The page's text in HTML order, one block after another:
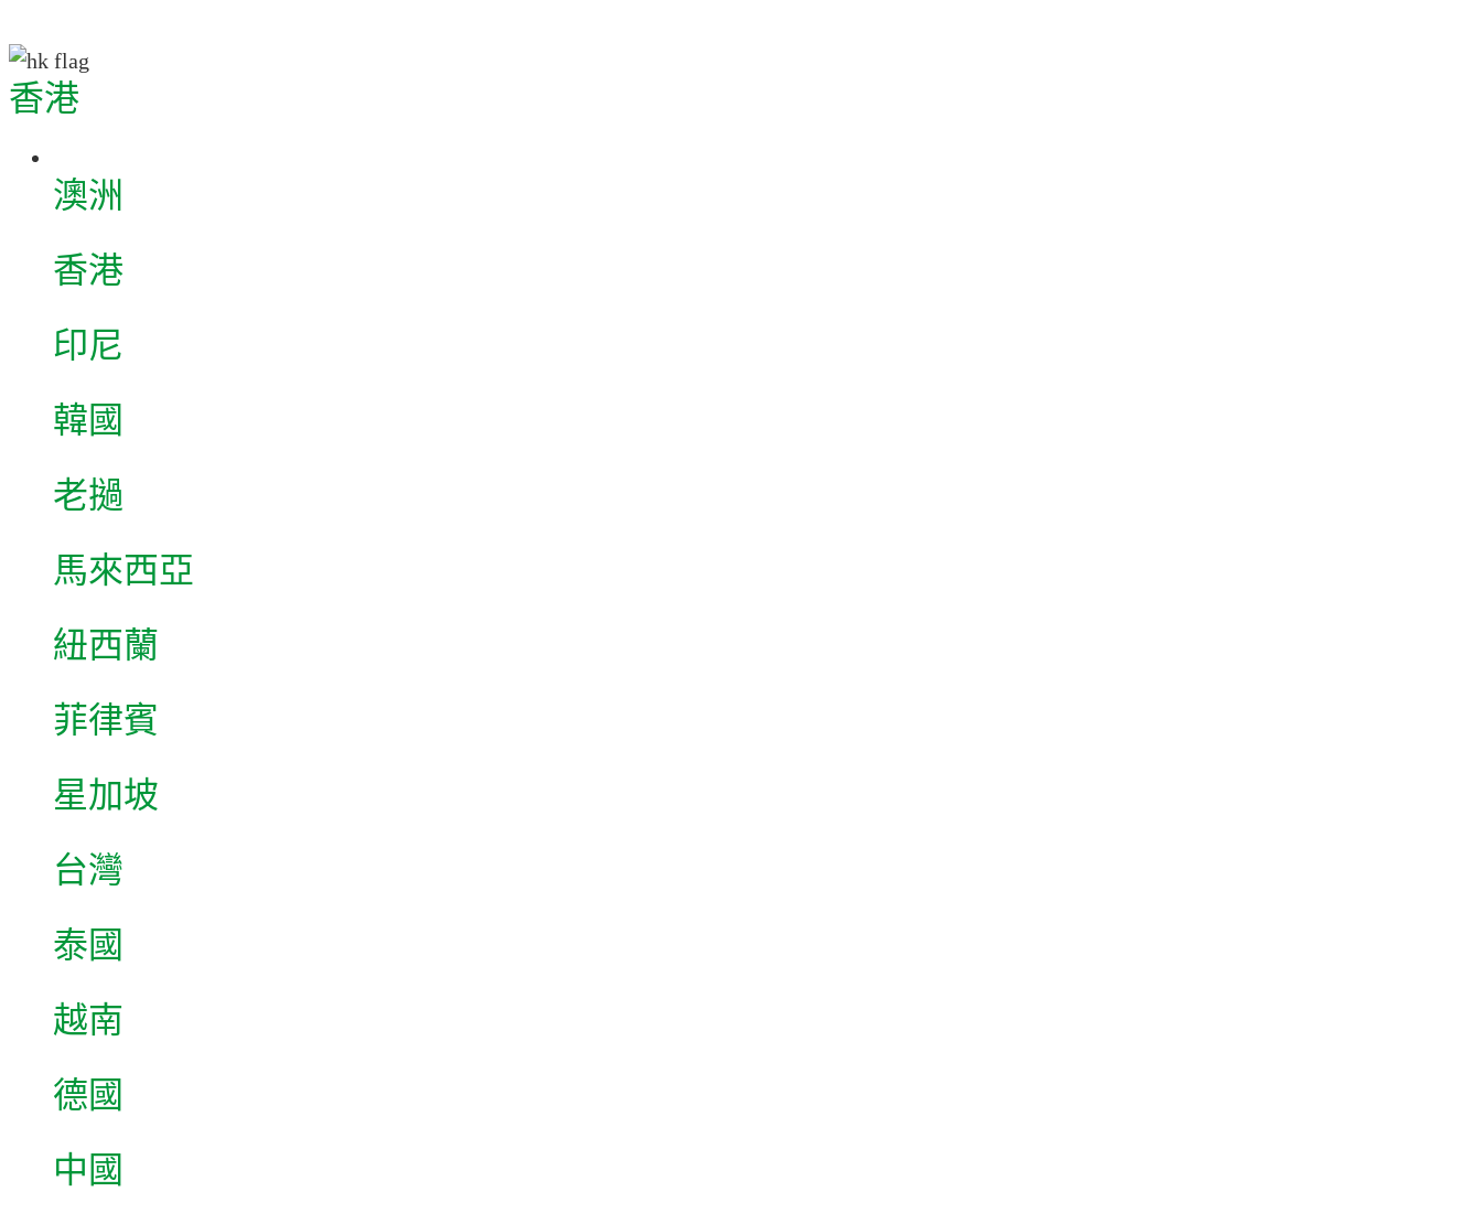
香港
澳洲
香港
印尼
韓國
老撾
馬來西亞
紐西蘭
菲律賓
星加坡
台灣
泰國
越南
德國
中國